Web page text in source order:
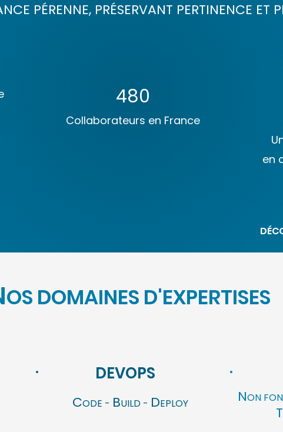
PÉRENNE, PRÉSERVANT PERTINENCE ET
480
Collaborateurs en France
en
OS DOMAINES D'EXPERTISES
DEVOPS
CODE - BUILD - DEPLOY NON
T